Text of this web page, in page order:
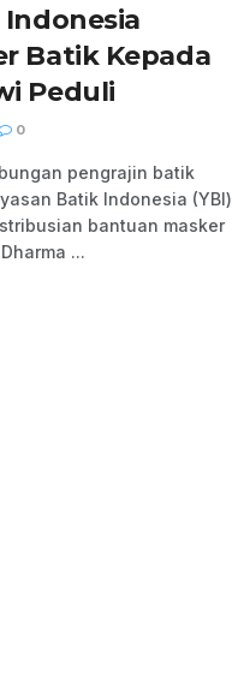
Batik Kepada
Peduli
0
pengrajin batik
Batik Indonesia (YBI)
bantuan masker
...